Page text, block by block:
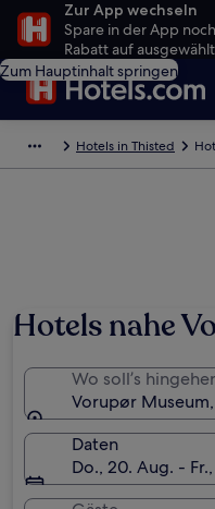
Zur App wechseln
Spare in der App
Rabatt auf
Zum Hauptinhalt springen
Hotels in Thisted
Hotels nahe
Wo soll’s
Vorupør
Daten
Do., 20. Aug. -